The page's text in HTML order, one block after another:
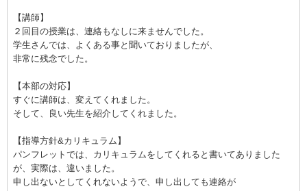
【講師】
２回目の授業は、連絡もなしに来ませんでした。
学生さんでは、よくある事と聞いておりましたが、
非常に残念でした。
【本部の対応】
すぐに講師は、変えてくれました。
そして、良い先生を紹介してくれました。
【指導方針&カリキュラム】
パンフレットでは、カリキュラムをしてくれると書いてありました
が、実際は、違いました。
申し出ないとしてくれないようで、申し出しても連絡が